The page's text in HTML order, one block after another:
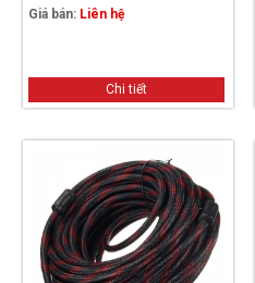
Giá bán: Liên hệ
Chi tiết